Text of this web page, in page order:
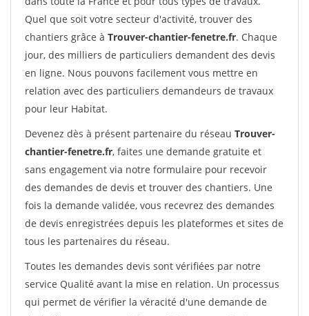
Quel que soit votre secteur d'activité, trouver des
chantiers grâce à Trouver-chantier-fenetre.fr. Chaque
jour, des milliers de particuliers demandent des devis
en ligne. Nous pouvons facilement vous mettre en
relation avec des particuliers demandeurs de travaux
pour leur Habitat.
Devenez dès à présent partenaire du réseau Trouver-
chantier-fenetre.fr, faites une demande gratuite et
sans engagement via notre formulaire pour recevoir
des demandes de devis et trouver des chantiers. Une
fois la demande validée, vous recevrez des demandes
de devis enregistrées depuis les plateformes et sites de
tous les partenaires du réseau.
Toutes les demandes devis sont vérifiées par notre
service Qualité avant la mise en relation. Un processus
qui permet de vérifier la véracité d'une demande de